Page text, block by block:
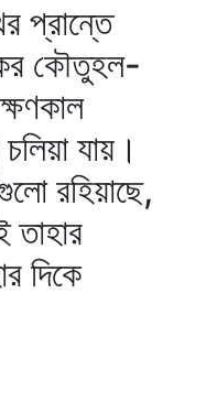
প্রান্তে
কৌতুহল-
যায়।
রহিয়াছে,
দিকে